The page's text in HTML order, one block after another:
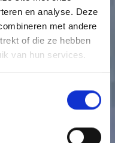
en analyse. Deze
met andere
of die ze hebben
van hun services.